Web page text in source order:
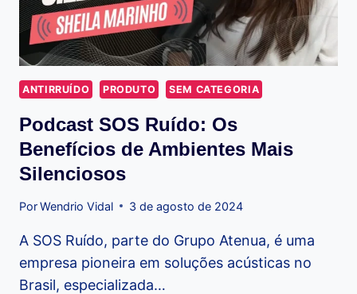
ANTIRRUÍDO PRODUTO SEM CATEGORIA
Podcast SOS Ruído: Os
Benefícios de Ambientes Mais
Silenciosos
PorWendrio Vidal 3 de agosto de 2024
A SOS Ruído, parte do Grupo Atenua, é uma
empresa pioneira em soluções acústicas no
Brasil, especializada…